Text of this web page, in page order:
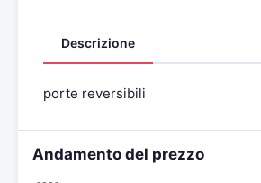
Descrizione
porte reversibili
Andamento del prezzo